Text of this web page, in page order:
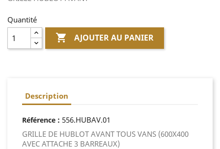
Quantité
 AJOUTER AU PANIER
Description
Référence : 556.HUBAV.01
GRILLE DE HUBLOT AVANT TOUS VANS (600X400
AVEC ATTACHE 3 BARREAUX)